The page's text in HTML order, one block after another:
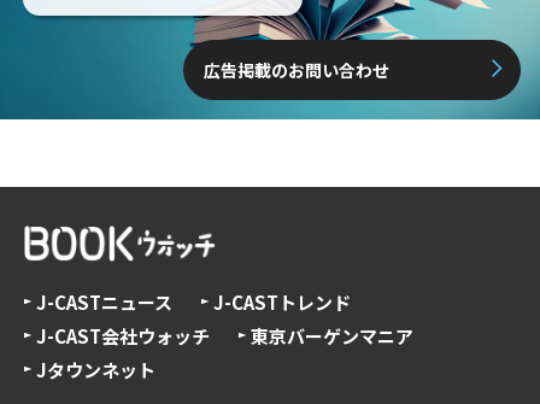
広告掲載のお問い合わせ
J-CASTニュース
J-CASTトレンド
J-CAST会社ウォッチ
東京バーゲンマニア
Jタウンネット